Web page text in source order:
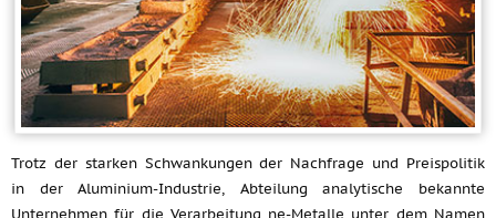
Trotz der starken Schwankungen der Nachfrage und Preispolitik
in der Aluminium-Industrie, Abteilung analytische bekannte
Unternehmen für die Verarbeitung ne-Metalle unter dem Namen